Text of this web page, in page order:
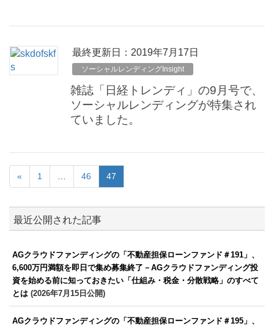
最終更新日：2019年7月17日
ソーシャルレンディングInsight
雑誌「日経トレンディ」の9月号で、
ソーシャルレンディングが特集され
ていました。
« 1 46 47
最近公開された記事
AGクラウドファンディングの「不動産担保ローンファンド＃191」、
6,600万円満額を即日で集め募集終了－AGクラウドファンディング投
資を始める前に知っておきたい「仕組み・税金・分散戦略」のすべて
とは (2026年7月15日公開)
AGクラウドファンディングの「不動産担保ローンファンド＃195」、